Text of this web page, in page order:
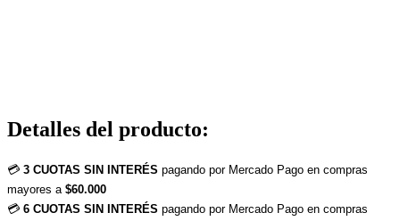
Detalles del producto:
💳 3 CUOTAS SIN INTERÉS pagando por Mercado Pago en compras
mayores a $60.000
💳 6 CUOTAS SIN INTERÉS pagando por Mercado Pago en compras